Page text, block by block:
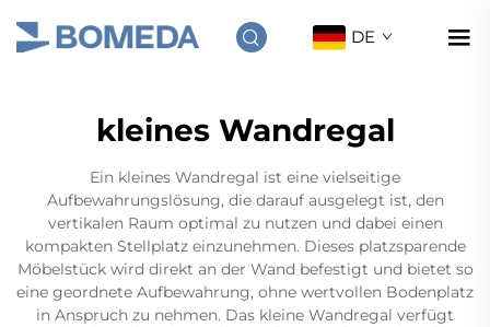
DE
kleines Wandregal
Ein kleines Wandregal ist eine vielseitige
Aufbewahrungslösung, die darauf ausgelegt ist, den
vertikalen Raum optimal zu nutzen und dabei einen
kompakten Stellplatz einzunehmen. Dieses platzsparende
Möbelstück wird direkt an der Wand befestigt und bietet so
eine geordnete Aufbewahrung, ohne wertvollen Bodenplatz
in Anspruch zu nehmen. Das kleine Wandregal verfügt